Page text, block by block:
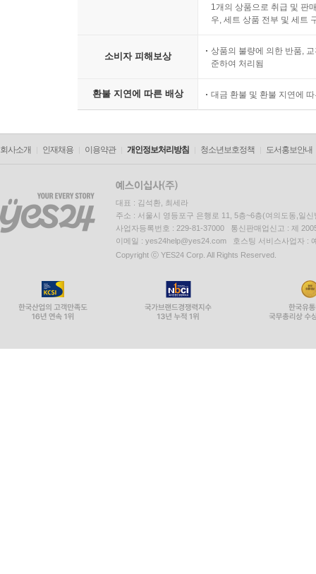
1개의 상품으로 취급 및 판
우, 세트 상품 전부 및 세트
소비자 피해보상
상품의 불량에 의한 반품,
준하여 처리됨
환불 지연에 따른 배상 대금 환불 및 환불 지연에
회사소개 인재채용 이용약관 개인정보처리방침 청소년보호정책 도서홍보안내
대표 : 김석환, 최세라
주소 : 서울시 영등포구 은행로 11, 5층~6층(여의도동,일신
사업자등록번호 : 229-81-37000 통신판매업신고 : 제
이메일 : yes24help@yes24.com 호스팅 서비스사업자 :
Copyright ⓒ YES24 Corp. All Rights Reserved.